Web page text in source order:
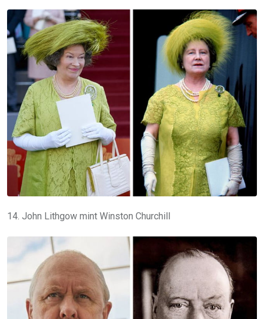
14. John Lithgow mint Winston Churchill